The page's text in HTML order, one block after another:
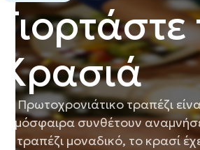
Κρασιά
Το Πρωτοχρονιάτικο τραπέζι
ατμόσφαιρα συνθέτουν
το τραπέζι μοναδικό, το κρασί